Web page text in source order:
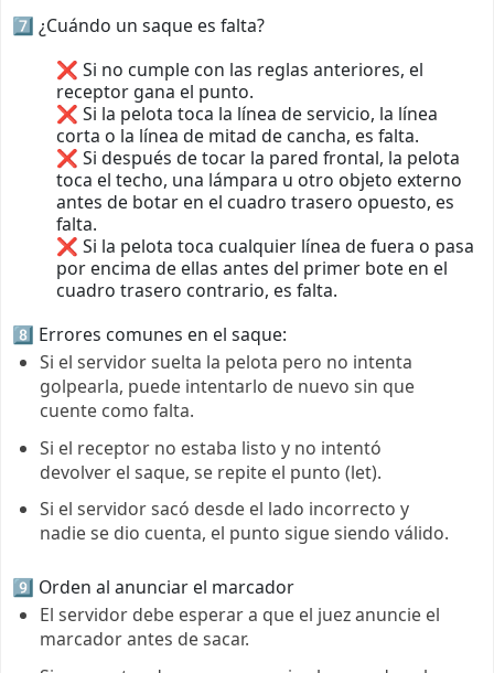
7️⃣ ¿Cuándo un saque es falta?
❌ Si no cumple con las reglas anteriores, el
receptor gana el punto.
❌ Si la pelota toca la línea de servicio, la línea
corta o la línea de mitad de cancha, es falta.
❌ Si después de tocar la pared frontal, la pelota
toca el techo, una lámpara u otro objeto externo
antes de botar en el cuadro trasero opuesto, es
falta.
❌ Si la pelota toca cualquier línea de fuera o pasa
por encima de ellas antes del primer bote en el
cuadro trasero contrario, es falta.
8️⃣ Errores comunes en el saque:
Si el servidor suelta la pelota pero no intenta
golpearla, puede intentarlo de nuevo sin que
cuente como falta.
Si el receptor no estaba listo y no intentó
devolver el saque, se repite el punto (let).
Si el servidor sacó desde el lado incorrecto y
nadie se dio cuenta, el punto sigue siendo válido.
9️⃣ Orden al anunciar el marcador
El servidor debe esperar a que el juez anuncie el
marcador antes de sacar.